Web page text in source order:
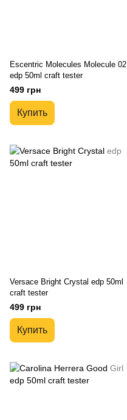
Escentric Molecules Molecule 02
edp 50ml craft tester
499 грн
Купить
Versace Bright Crystal edp 50ml
craft tester
499 грн
Купить